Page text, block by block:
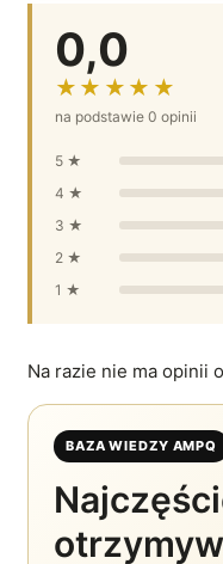
0,0
★★★★★
na podstawie 0 opinii
5 ★
4 ★
3 ★
2 ★
1 ★
Na razie nie ma opinii
BAZA WIEDZY AMPQ